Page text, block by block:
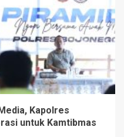
Kapolres
untuk Kamtibmas